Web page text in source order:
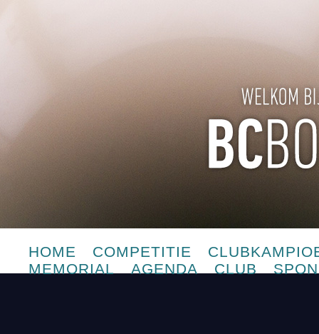
HOME COMPETITIE
MEMORIAL
AGENDA CLUB